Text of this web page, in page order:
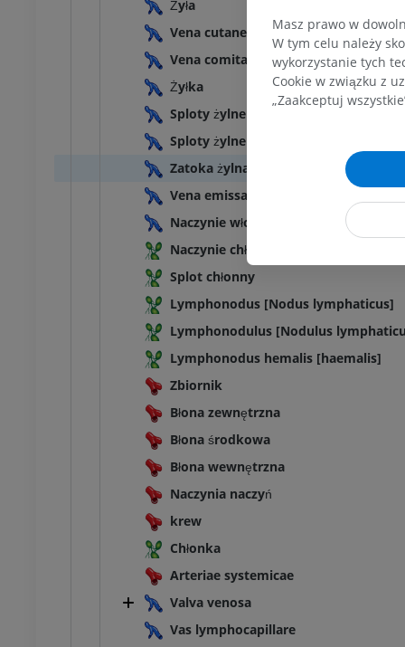
Żyła
Vena cutanea
Vena comitans
Żyłka
Sploty żylne
Sploty żylne
Zatoka żylna
Vena emissaria
Naczynie włosowate
Naczynie chłonne
Splot chłonny
Lymphonodus [Nodus lymphaticus]
Lymphonodulus [Nodulus
Lymphonodus hemalis [haemalis]
Zbiornik
Błona zewnętrzna
Błona środkowa
Błona wewnętrzna
Naczynia naczyń
krew
Chłonka
Arteriae systemicae
Valva venosa
Vas lymphocapillare
Masz prawo w
W tym celu należy
wykorzystanie tych
Cookie w związku z
„Zaakceptuj